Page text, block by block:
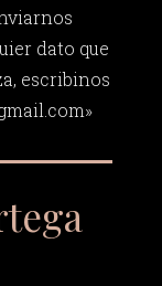
dato que
escribinos
»